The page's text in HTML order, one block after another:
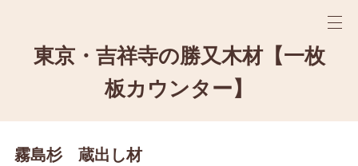
東京・吉祥寺の勝又木材【一枚
板カウンター】
霧島杉 蔵出し材